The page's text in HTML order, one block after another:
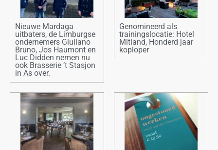
Nieuwe Mardaga
uitbaters, de Limburgse
ondernemers Giuliano
Bruno, Jos Haumont en
Luc Didden nemen nu
ook Brasserie ’t Stasjon
in As over.
Genomineerd als
trainingslocatie: Hotel
Mitland, Honderd jaar
koploper